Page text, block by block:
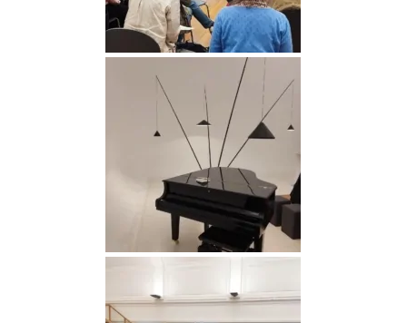
Medien (19)
Medien (20)